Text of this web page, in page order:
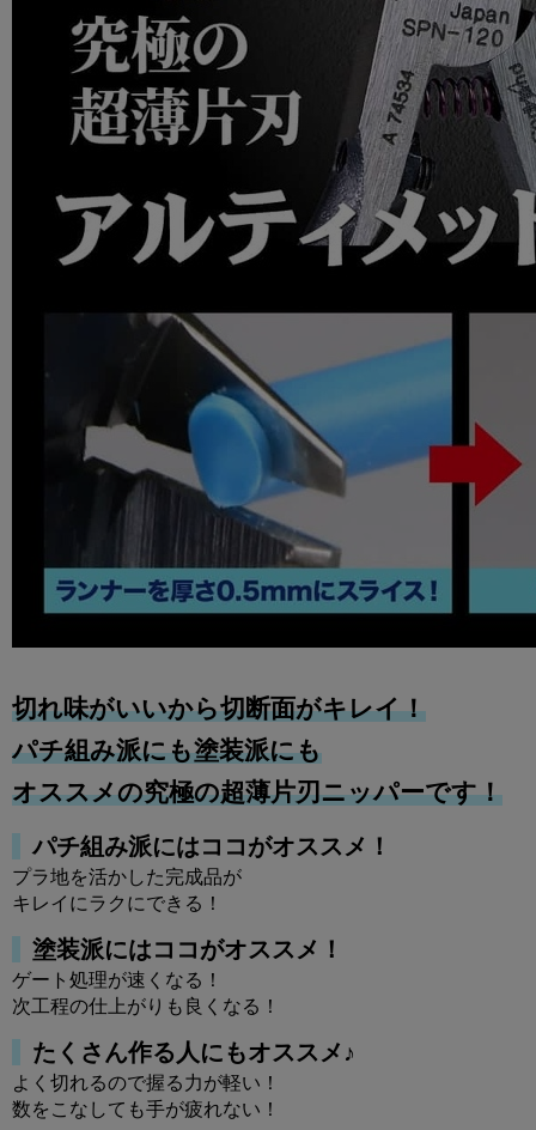
切れ味がいいから切断面がキレイ！
パチ組み派にも塗装派にも
オススメの究極の超薄片刃ニッパーです！
パチ組み派にはココがオススメ！
プラ地を活かした完成品が
キレイにラクにできる！
塗装派にはココがオススメ！
ゲート処理が速くなる！
次工程の仕上がりも良くなる！
たくさん作る人にもオススメ♪
よく切れるので握る力が軽い！
数をこなしても手が疲れない！